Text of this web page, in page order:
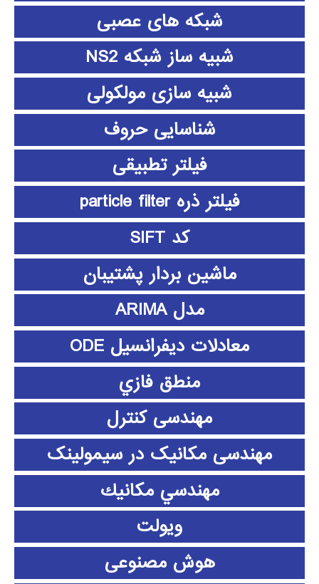
شبکه های عصبی
شبیه ساز شبکه NS2
شبیه سازی مولکولی
شناسایی حروف
فیلتر تطبیقی
فیلتر ذره particle filter
کد SIFT
ماشین بردار پشتیبان
مدل ARIMA
معادلات دیفرانسیل ODE
منطق فازي
مهندسی کنترل
مهندسی مکانیک در سیمولینک
مهندسي مكانيك
ویولت
هوش مصنوعی